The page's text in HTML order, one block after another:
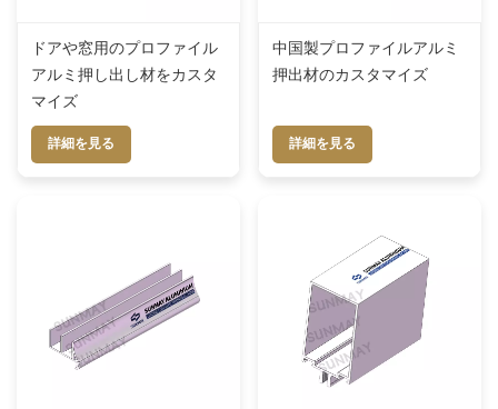
ドアや窓用のプロファイル
アルミ押し出し材をカスタ
マイズ
詳細を見る
中国製プロファイルアルミ
押出材のカスタマイズ
詳細を見る